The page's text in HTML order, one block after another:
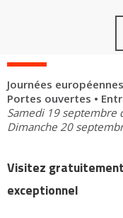
Journées
Portes ouvertes •
Samedi 19 septembre
Dimanche 20
Visitez
exceptionnel